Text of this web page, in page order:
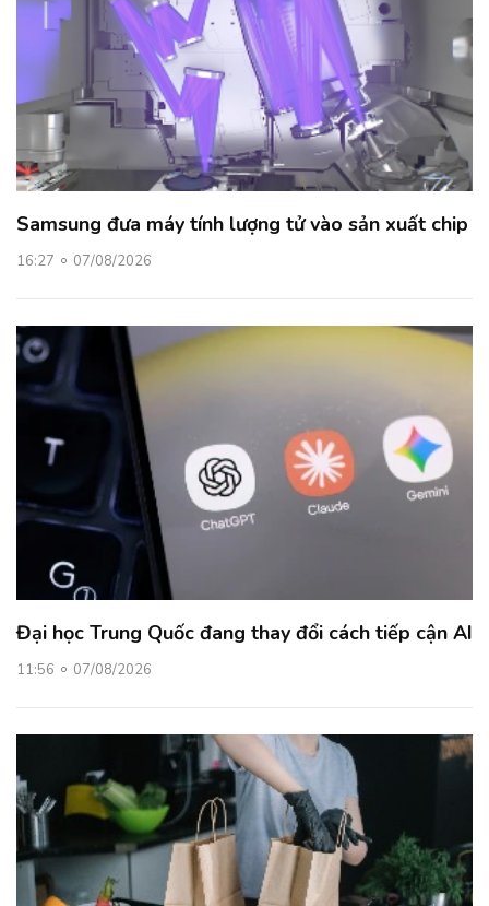
Samsung đưa máy tính lượng tử vào sản xuất chip
16:27 07/08/2026
Đại học Trung Quốc đang thay đổi cách tiếp cận AI
11:56 07/08/2026